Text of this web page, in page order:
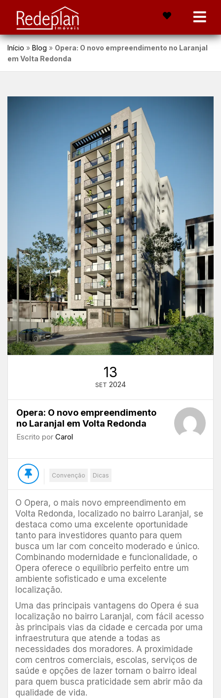
Início » Blog » Opera: O novo empreendimento no Laranjal
em Volta Redonda
13
SET 2024
Opera: O novo empreendimento
no Laranjal em Volta Redonda
Escrito por Carol
Convenção Dicas
O Opera, o mais novo empreendimento em
Volta Redonda, localizado no bairro Laranjal, se
destaca como uma excelente oportunidade
tanto para investidores quanto para quem
busca um lar com conceito moderado e único.
Combinando modernidade e funcionalidade, o
Opera oferece o equilíbrio perfeito entre um
ambiente sofisticado e uma excelente
localização.
Uma das principais vantagens do Opera é sua
localização no bairro Laranjal, com fácil acesso
às principais vias da cidade e cercada por uma
infraestrutura que atende a todas as
necessidades dos moradores. A proximidade
com centros comerciais, escolas, serviços de
saúde e opções de lazer tornam o bairro ideal
para quem busca praticidade sem abrir mão da
qualidade de vida.